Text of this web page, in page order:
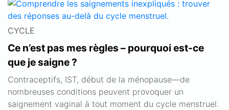
CYCLE
Ce n’est pas mes règles – pourquoi est-ce
que je saigne ?
Contraceptifs, IST, début de la ménopause—de
nombreuses conditions peuvent provoquer un
saignement vaginal à tout moment du cycle menstruel.